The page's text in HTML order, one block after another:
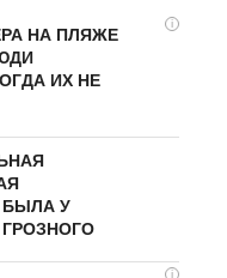
i
НА ПЛЯЖЕ
ИХ НЕ
У
i